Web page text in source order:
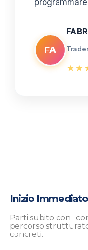
FA
★★
Inizio
Parti subito con i
percorso
concreti.